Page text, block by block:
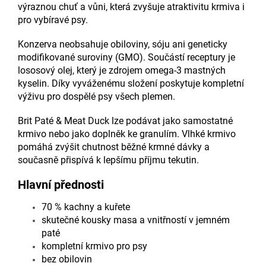
výraznou chuť a vůni, která zvyšuje atraktivitu krmiva i
pro vybíravé psy.
Konzerva neobsahuje obiloviny, sóju ani geneticky
modifikované suroviny (GMO). Součástí receptury je
lososový olej, který je zdrojem omega-3 mastných
kyselin. Díky vyváženému složení poskytuje kompletní
výživu pro dospělé psy všech plemen.
Brit Paté & Meat Duck lze podávat jako samostatné
krmivo nebo jako doplněk ke granulím. Vlhké krmivo
pomáhá zvýšit chutnost běžné krmné dávky a
současně přispívá k lepšímu příjmu tekutin.
Hlavní přednosti
70 % kachny a kuřete
skutečné kousky masa a vnitřností v jemném
paté
kompletní krmivo pro psy
bez obilovin